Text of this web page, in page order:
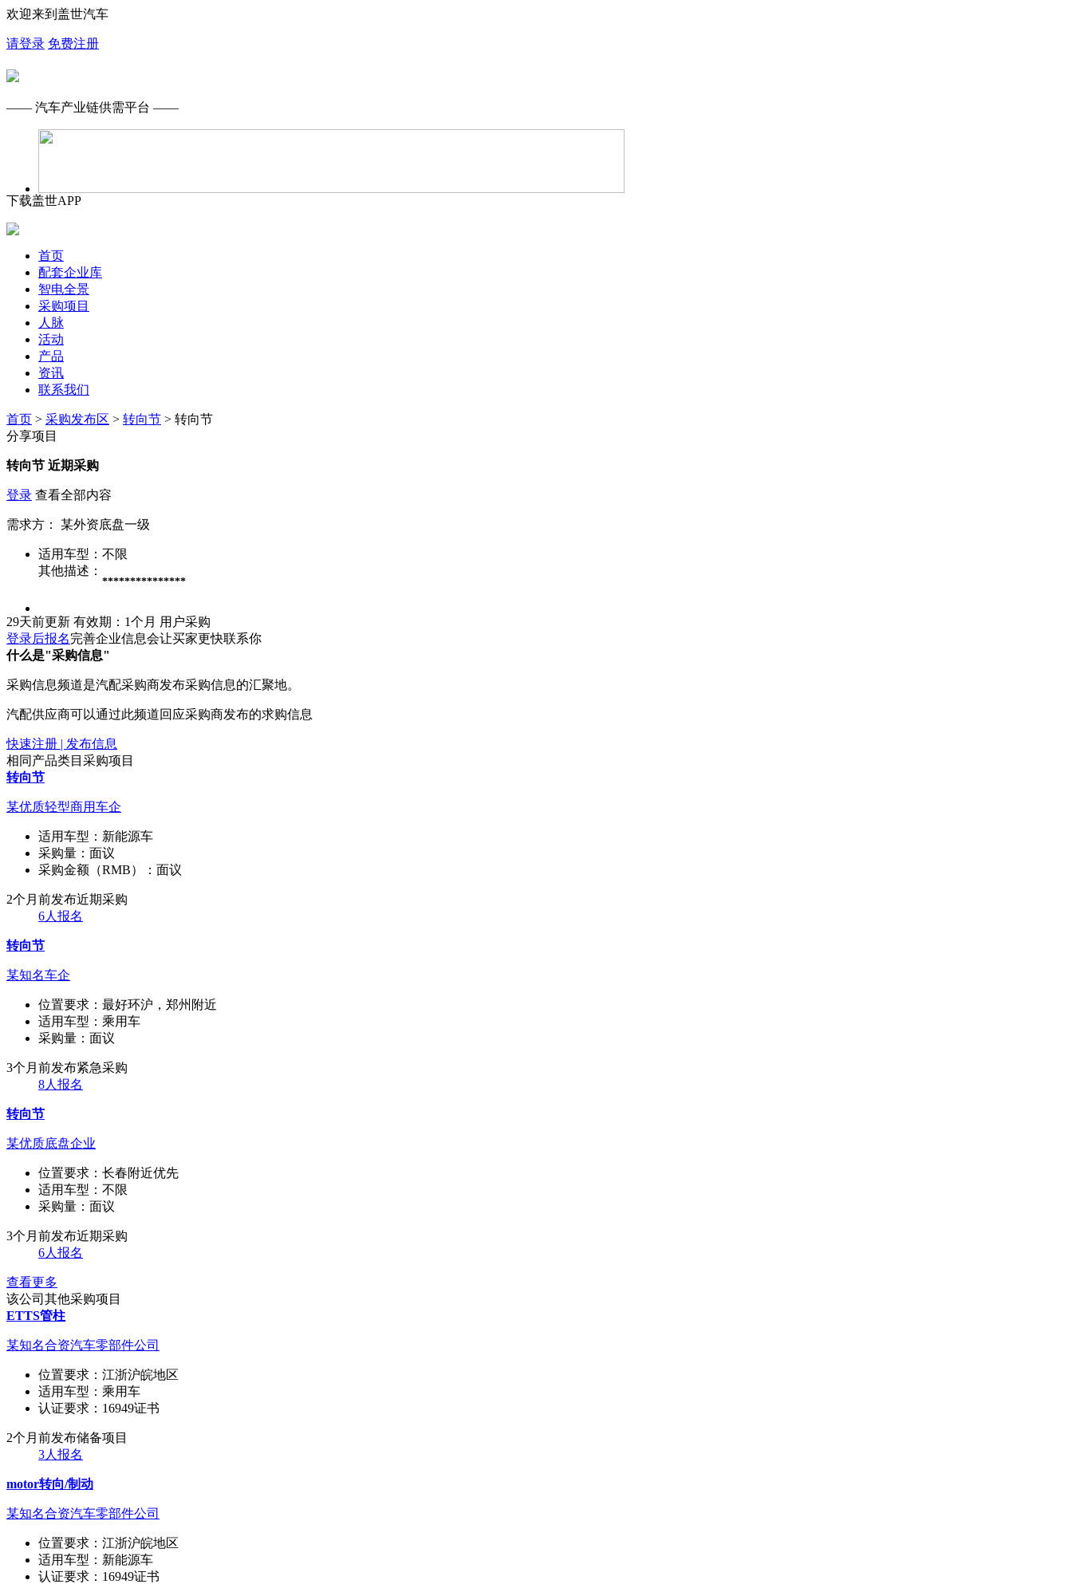
欢迎来到盖世汽车
请登录 免费注册
—— 汽车产业链供需平台 ——
下载盖世APP
首页
配套企业库
智电全景
采购项目
人脉
活动
产品
资讯
联系我们
首页 > 采购发布区 > 转向节 > 转向节
分享项目
转向节 近期采购
登录 查看全部内容
需求方： 某外资底盘一级
适用车型： 不限
其他描述：
***************
29天前更新 有效期：1个月 用户采购
登录后报名完善企业信息会让买家更快联系你
什么是"采购信息"
采购信息频道是汽配采购商发布采购信息的汇聚地。
汽配供应商可以通过此频道回应采购商发布的求购信息
快速注册 | 发布信息
相同产品类目采购项目
转向节
某优质轻型商用车企
适用车型： 新能源车
采购量： 面议
采购金额（RMB）： 面议
2个月前发布近期采购
6人报名
转向节
某知名车企
位置要求： 最好环沪，郑州附近
适用车型： 乘用车
采购量： 面议
3个月前发布紧急采购
8人报名
转向节
某优质底盘企业
位置要求： 长春附近优先
适用车型： 不限
采购量： 面议
3个月前发布近期采购
6人报名
查看更多
该公司其他采购项目
ETTS管柱
某知名合资汽车零部件公司
位置要求： 江浙沪皖地区
适用车型： 乘用车
认证要求： 16949证书
2个月前发布储备项目
3人报名
motor转向/制动
某知名合资汽车零部件公司
位置要求： 江浙沪皖地区
适用车型： 新能源车
认证要求： 16949证书